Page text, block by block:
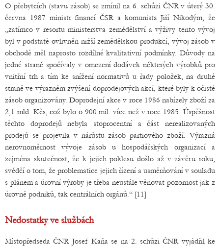
O přebytcích (stavu zásob) se zmínil na 6. schůzi ČNR v úterý 30.
června 1987 ministr financí ČSR a komunista Jiří Nikodým, že
„zatímco v resortu ministerstva zemědělství a výživy tento vývoj
byl v podstatě ovlivněn nižší zemědělskou produkcí, vývoj zásob v
obchodě měl naprosto rozdílné kvalitativní podmínky. Důvody na
jedné straně spočívaly v omezení dodávek některých výrobků pro
vnitřní trh a tím ke snížení normativů u řady položek, na druhé
straně ve výrazném zvýšení doprodejových akcí, které byly k očistě
zásob organizovány. Doprodejní akce v roce 1986 nabízely zboží za
2,1 mld. Kčs, což bylo o 900 mil. více než v roce 1985. Úspěšnost
těchto doprodejů nebyla stoprocentní a část nerealizovaných
prodejů se projevila v nárůstu zásob partiového zboží. Výrazná
nerovnoměrnost vývoje zásob u hospodářských organizací a
zejména skutečnost, že k jejich poklesu došlo až v závěru roku,
svědčí o tom, že problematice jejich řízení a usměrňování v souladu
s plánem a úrovní výroby je třeba neustále věnovat pozornost jak z
úrovně podniků, tak centrálních orgánů.“ [11]
Nedostatky ve službách
Místopředseda ČNR Josef Kaňa se na 2. schůzi ČNR vyjádřil ke